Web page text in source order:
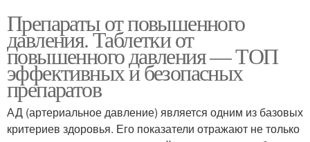
Препараты от повышенного
давления. Таблетки от
повышенного давления — ТОП
эффективных и безопасных
препаратов
АД (артериальное давление) является одним из базовых
критериев здоровья. Его показатели отражают не только